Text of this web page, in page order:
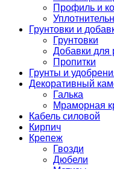
Профиль и
Грунтовки и
Грунтовки
Добавки для
Пропитки
Грунты и
Декоративный
Галька
Мраморная
Кабель силовой
Кирпич
Крепеж
Гвозди
Дюбели